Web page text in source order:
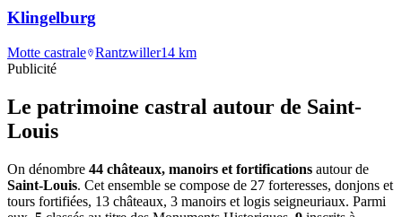
Klingelburg
Motte castrale Rantzwiller14 km
Publicité
Le patrimoine castral autour de Saint-
Louis
On dénombre 44 châteaux, manoirs et fortifications autour de
Saint-Louis. Cet ensemble se compose de 27 forteresses, donjons et
tours fortifiées, 13 châteaux, 3 manoirs et logis seigneuriaux. Parmi